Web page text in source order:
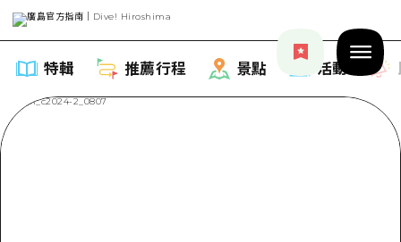
特輯 推薦行程 景點 活動